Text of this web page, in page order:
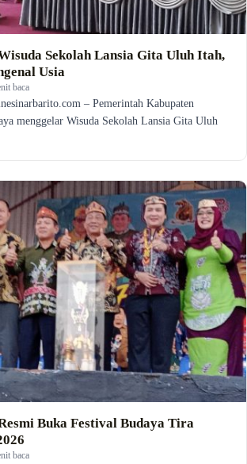
Sekolah Lansia Gita Uluh Itah,
Usia
baca
– Pemerintah Kabupaten
menggelar Wisuda Sekolah Lansia Gita Uluh
Buka Festival Budaya Tira
baca